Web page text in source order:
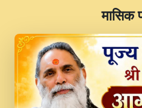
JINU SATGURU
Pawan ji 20-11-19
PRABHU KUTEER
Kina Sohna Tera
Vaishno Devi Aarti
Lakhwinder Wadali
​मासिक